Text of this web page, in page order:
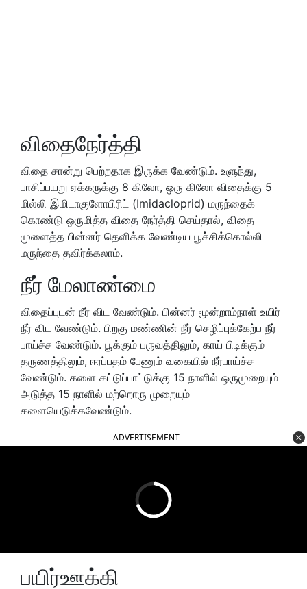
விதைநேர்த்தி
விதை சான்று பெற்றதாக இருக்க வேண்டும். உளுந்து,
பாசிப்பயறு ஏக்கருக்கு 8 கிலோ, ஒரு கிலோ விதைக்கு 5
மில்லி இமிடாகுளோபிரிட் (Imidacloprid) மருந்தைக்
கொண்டு ஒருமித்த விதை நேர்த்தி செய்தால், விதை
முளைத்த பின்னர் தெளிக்க வேண்டிய பூச்சிக்கொல்லி
மருந்தை தவிர்க்கலாம்.
நீர் மேலாண்மை
விதைப்புடன் நீர் விட வேண்டும். பின்னர் மூன்றாம்நாள் உயிர்
நீர் விட வேண்டும். பிறகு மண்ணின் நீர் செழிப்புக்கேற்ப நீர்
பாய்ச்ச வேண்டும். பூக்கும் பருவத்திலும், காய் பிடிக்கும்
தருணத்திலும், ஈரப்பதம் பேணும் வகையில் நீர்பாய்ச்ச
வேண்டும். களை கட்டுப்பாட்டுக்கு 15 நாளில் ஒருமுறையும்
அடுத்த 15 நாளில் மற்றொரு முறையும்
களையெடுக்கவேண்டும்.
ADVERTISEMENT
பயிர்ஊக்கி